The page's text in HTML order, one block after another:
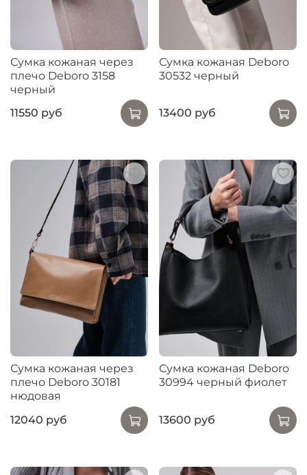
Сумка кожаная через
плечо Deboro 3158
черный
11550 руб
Сумка кожаная Deboro
30532 черный
13400 руб
Сумка кожаная через
плечо Deboro 30181
нюдовая
12040 руб
Сумка кожаная Deboro
30994 черный фиолет
13600 руб